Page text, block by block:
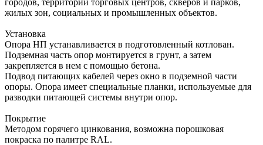
жилых зон, социальных и промышленных объектов.
Установка
Опора НП устанавливается в подготовленный котлован.
Подземная часть опор монтируется в грунт, а затем
закрепляется в нем с помощью бетона.
Подвод питающих кабелей через окно в подземной части
опоры. Опора имеет специальные планки, используемые для
разводки питающей системы внутри опор.
Покрытие
Методом горячего цинкования, возможна порошковая
покраска по палитре RAL.